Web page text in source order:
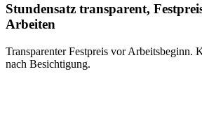
Stundensatz transparent,
Arbeiten
Transparenter Festpreis vor Arbeitsbeginn.
nach Besichtigung.